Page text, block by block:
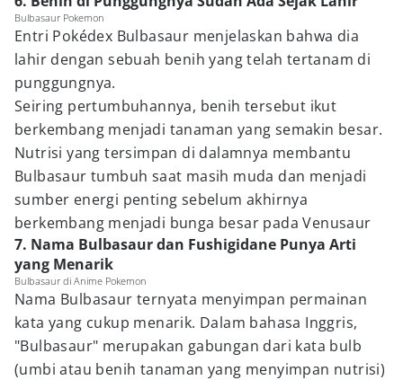
Bulbasaur Pokemon
Entri Pokédex Bulbasaur menjelaskan bahwa dia
lahir dengan sebuah benih yang telah tertanam di
punggungnya.
Seiring pertumbuhannya, benih tersebut ikut
berkembang menjadi tanaman yang semakin besar.
Nutrisi yang tersimpan di dalamnya membantu
Bulbasaur tumbuh saat masih muda dan menjadi
sumber energi penting sebelum akhirnya
berkembang menjadi bunga besar pada Venusaur
7. Nama Bulbasaur dan Fushigidane Punya Arti
yang Menarik
Bulbasaur di Anime Pokemon
Nama Bulbasaur ternyata menyimpan permainan
kata yang cukup menarik. Dalam bahasa Inggris,
"Bulbasaur" merupakan gabungan dari kata bulb
(umbi atau benih tanaman yang menyimpan nutrisi)